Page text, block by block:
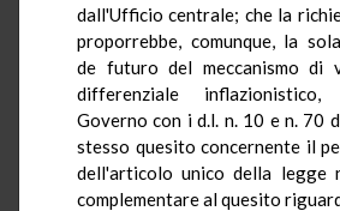
dall'Ufficio centrale; che la
proporrebbe, comunque, la
de futuro del meccanismo di
differenziale
Governo con i d.l. n. 10 e n. 70
stesso quesito concernente il
dell'articolo unico della legge
complementare al quesito